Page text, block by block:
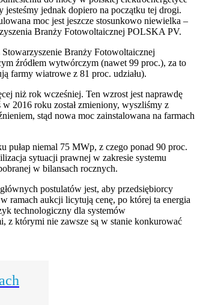
jednak dopiero na początku tej drogi.
moc jest jeszcze stosunkowo niewielka –
Branży Fotowoltaicznej POLSKA PV.
Branży Fotowoltaicznej
źródłem wytwórczym (nawet 99 proc.), za to
farmy wiatrowe z 81 proc. udziału).
niż rok wcześniej. Ten wzrost jest naprawdę
2016 roku został zmieniony, wyszliśmy z
stąd nowa moc zainstalowana na farmach
pułap niemal 75 MWp, z czego ponad 90 proc.
sytuacji prawnej w zakresie systemu
w bilansach rocznych.
postulatów jest, aby przedsiębiorcy
ramach aukcji licytują cenę, po której ta energia
technologiczny dla systemów
z którymi nie zawsze są w stanie konkurować